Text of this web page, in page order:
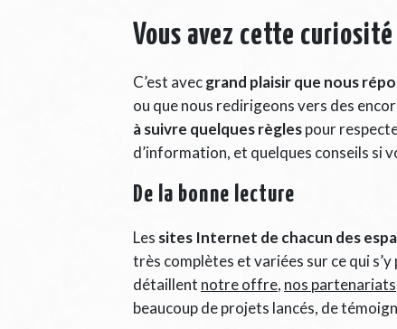
Vous avez cette
C’est avecgrand plaisir que nous
ou que nous redirigeons vers des
à suivre quelques règlespour
d’information, et quelques conseils si
De la bonne lecture
Les sites Internet de chacun des
très complètes et variées sur ce qui
détaillent notre offre, nos partenariats
beaucoup de projets lancés, de